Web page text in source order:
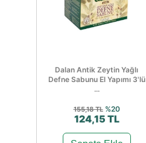
Dalan Antik Zeytin Yağlı
Defne Sabunu El Yapımı 3'lü
...
155,18 TL %20
124,15 TL